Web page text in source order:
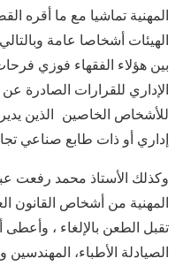
المهنية تماشيا مع ما أقره
الهيئات أشخاصا عامة
بين هؤلاء الفقهاء فوزي
الإداري للقرارات الصادرة عن
للأشخاص الخاصين الذين
إداري أو ذات طابع صناعي
وكذلك الأستاذ محمد رفعت
المهنية من أشخاص القانون
تقبل الطعن بالإلغاء ، وأعطى
الصيادلة الأطباء،